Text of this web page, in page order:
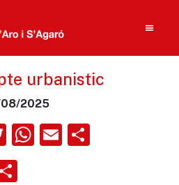
urbanistic
2025
Twitter
WhatsApp
Email